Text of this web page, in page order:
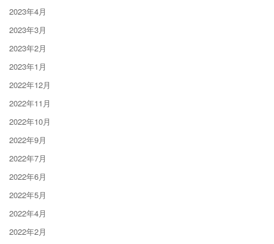
2023年4月
2023年3月
2023年2月
2023年1月
2022年12月
2022年11月
2022年10月
2022年9月
2022年7月
2022年6月
2022年5月
2022年4月
2022年2月